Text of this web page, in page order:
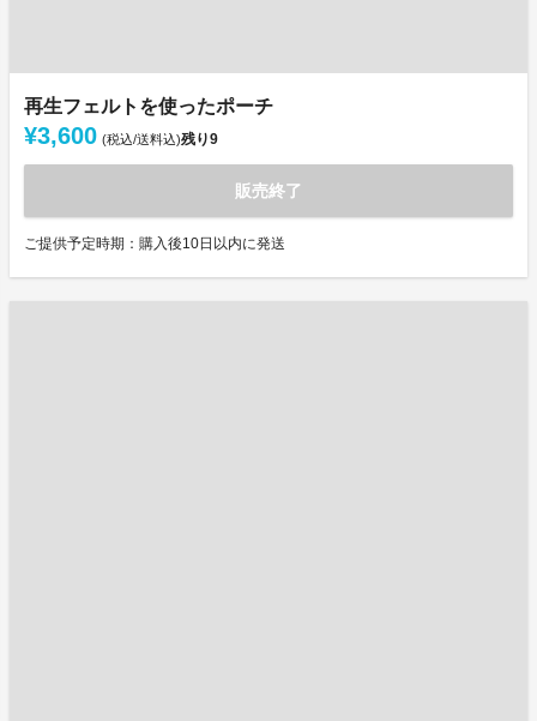
再生フェルトを使ったポーチ
¥3,600 (税込/送料込)残り9
販売終了
ご提供予定時期：購入後10日以内に発送